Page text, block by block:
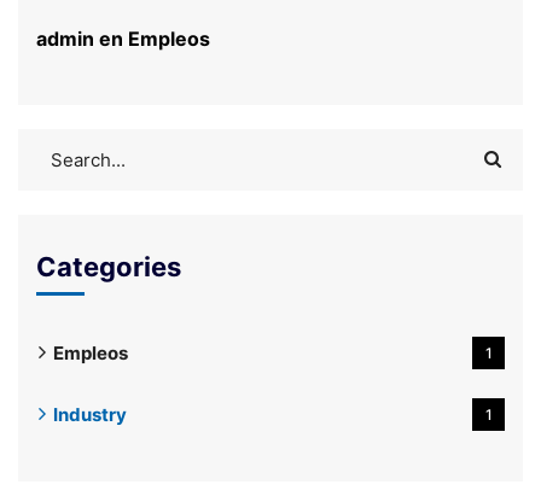
admin en Empleos
Categories
Empleos 1
Industry 1